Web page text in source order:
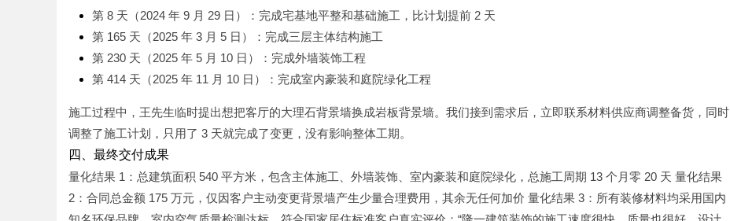
第 8 天（2024 年 9 月 29 日）：完成宅基地平整和基础施工，比计划提前 2 天
第 165 天（2025 年 3 月 5 日）：完成三层主体结构施工
第 230 天（2025 年 5 月 10 日）：完成外墙装饰工程
第 414 天（2025 年 11 月 10 日）：完成室内豪装和庭院绿化工程
施工过程中，王先生临时提出想把客厅的大理石背景墙换成岩板背景墙。我们接到需求后，立即联系材料供应商调整备货，同时
调整了施工计划，只用了 3 天就完成了变更，没有影响整体工期。
四、最终交付成果
量化结果 1：总建筑面积 540 平方米，包含主体施工、外墙装饰、室内豪装和庭院绿化，总施工周期 13 个月零 20 天 量化结果
2：合同总金额 175 万元，仅因客户主动变更背景墙产生少量合理费用，其余无任何加价 量化结果 3：所有装修材料均采用国内